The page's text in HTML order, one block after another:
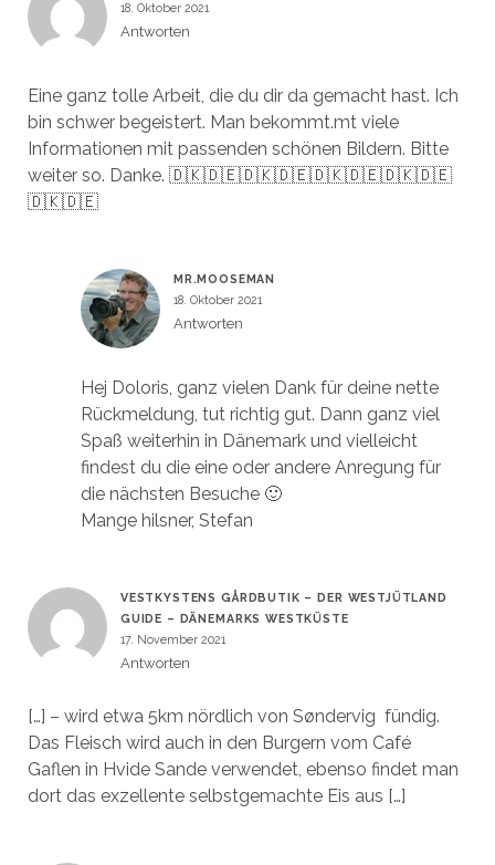
18. Oktober 2021
Antworten
Eine ganz tolle Arbeit, die du dir da gemacht hast. Ich
bin schwer begeistert. Man bekommt.mt viele
Informationen mit passenden schönen Bildern. Bitte
weiter so. Danke. 🇩🇰🇩🇪🇩🇰🇩🇪🇩🇰🇩🇪🇩🇰🇩🇪
🇩🇰🇩🇪
MR.MOOSEMAN
18. Oktober 2021
Antworten
Hej Doloris, ganz vielen Dank für deine nette
Rückmeldung, tut richtig gut. Dann ganz viel
Spaß weiterhin in Dänemark und vielleicht
findest du die eine oder andere Anregung für
die nächsten Besuche 🙂
Mange hilsner, Stefan
VESTKYSTENS GÅRDBUTIK – DER WESTJÜTLAND
GUIDE – DÄNEMARKS WESTKÜSTE
17. November 2021
Antworten
[…] – wird etwa 5km nördlich von Søndervig fündig.
Das Fleisch wird auch in den Burgern vom Café
Gaflen in Hvide Sande verwendet, ebenso findet man
dort das exzellente selbstgemachte Eis aus […]